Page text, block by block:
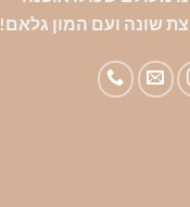
שונה ועם המון גלאם!